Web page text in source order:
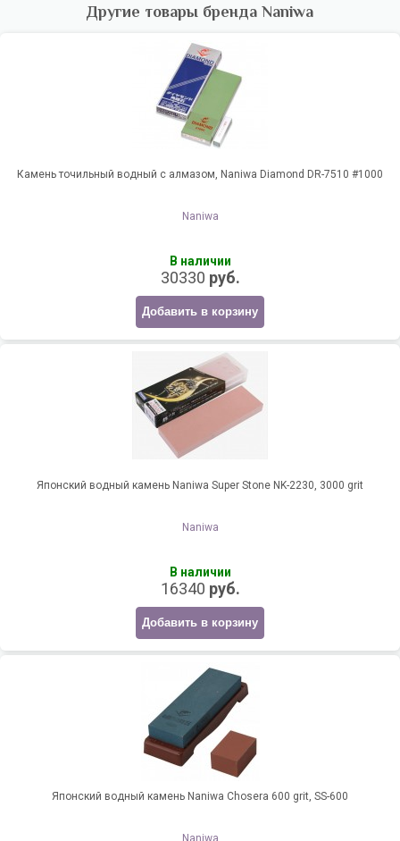
Другие товары бренда Naniwa
Камень точильный водный с алмазом, Naniwa Diamond DR-7510 #1000
Naniwa
В наличии
30330 руб.
Добавить в корзину
Японский водный камень Naniwa Super Stone NK-2230, 3000 grit
Naniwa
В наличии
16340 руб.
Добавить в корзину
Японский водный камень Naniwa Chosera 600 grit, SS-600
Naniwa